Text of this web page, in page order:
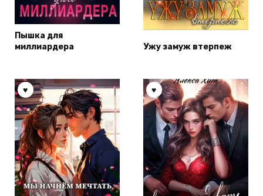
Пышка для
миллиардера
Ужу замуж втерпеж